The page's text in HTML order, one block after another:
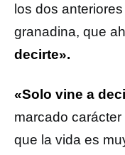
los dos
granadina, que
decirte».
«Solo vine a
marcado
que la vida es